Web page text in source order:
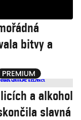
bitvy a
a alkohol
slavná